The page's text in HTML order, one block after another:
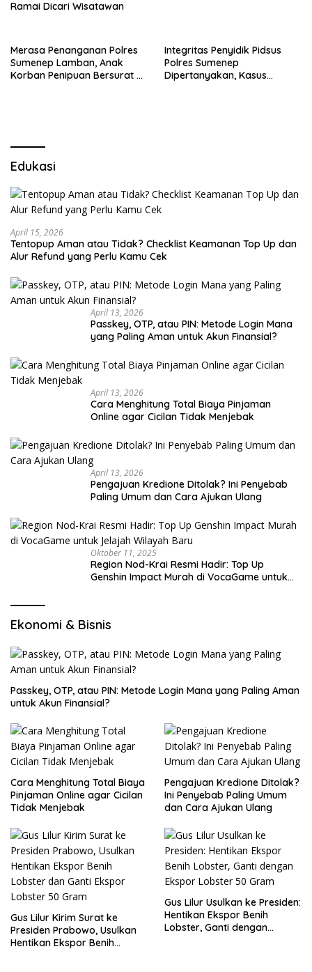
Ramai Dicari Wisatawan
Merasa Penanganan Polres
Sumenep Lamban, Anak
Korban Penipuan Bersurat ke
Integritas Penyidik Pidsus
Polres Sumenep
Dipertanyakan, Kasus
Edukasi
April 15, 2026
Tentopup Aman atau Tidak? Checklist Keamanan Top Up dan
Alur Refund yang Perlu Kamu Cek
April 13, 2026
Passkey, OTP, atau PIN: Metode Login Mana
yang Paling Aman untuk Akun Finansial?
April 13, 2026
Cara Menghitung Total Biaya Pinjaman
Online agar Cicilan Tidak Menjebak
April 13, 2026
Pengajuan Kredione Ditolak? Ini Penyebab
Paling Umum dan Cara Ajukan Ulang
Oktober 11, 2025
Region Nod-Krai Resmi Hadir: Top Up
Genshin Impact Murah di VocaGame untuk
Ekonomi & Bisnis
Passkey, OTP, atau PIN: Metode Login Mana yang Paling Aman
untuk Akun Finansial?
Cara Menghitung Total Biaya
Pinjaman Online agar Cicilan
Tidak Menjebak
Pengajuan Kredione Ditolak?
Ini Penyebab Paling Umum
dan Cara Ajukan Ulang
Gus Lilur Kirim Surat ke
Presiden Prabowo, Usulkan
Hentikan Ekspor Benih
Gus Lilur Usulkan ke Presiden:
Hentikan Ekspor Benih
Lobster, Ganti dengan